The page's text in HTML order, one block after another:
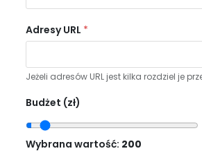
Adresy URL *
Jeżeli adresów URL jest kilka rozdziel je
Budżet (zł)
Wybrana wartość: 200